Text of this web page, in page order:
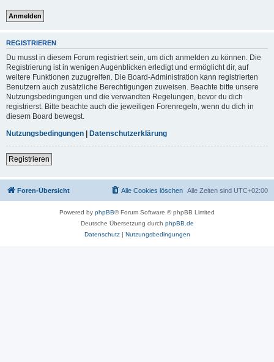
REGISTRIEREN
Du musst in diesem Forum registriert sein, um dich anmelden zu können. Die
Registrierung ist in wenigen Augenblicken erledigt und ermöglicht dir, auf
weitere Funktionen zuzugreifen. Die Board-Administration kann registrierten
Benutzern auch zusätzliche Berechtigungen zuweisen. Beachte bitte unsere
Nutzungsbedingungen und die verwandten Regelungen, bevor du dich
registrierst. Bitte beachte auch die jeweiligen Forenregeln, wenn du dich in
diesem Board bewegst.
Nutzungsbedingungen | Datenschutzerklärung
Registrieren
Foren-Übersicht Alle Zeiten sind UTC+02:00
Alle Cookies löschen
Powered by phpBB® Forum Software © phpBB Limited
Deutsche Übersetzung durch phpBB.de
Datenschutz| Nutzungsbedingungen